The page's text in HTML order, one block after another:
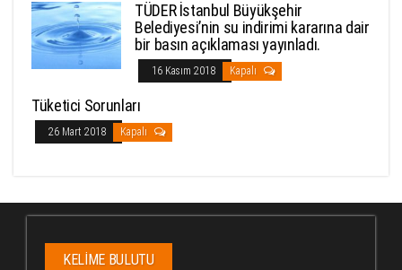
TÜDER İstanbul Büyükşehir
Belediyesi’nin su indirimi kararına dair
bir basın açıklaması yayınladı.
16 Kasım 2018 Kapalı
Tüketici Sorunları
26 Mart 2018 Kapalı
KELIME BULUTU